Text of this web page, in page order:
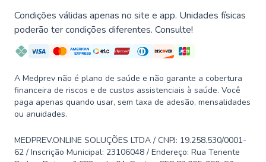
Condições válidas apenas no site e app. Unidades físicas
poderão ter condições diferentes. Consulte!
A Medprev não é plano de saúde e não garante a cobertura
financeira de riscos e de custos assistenciais à saúde. Você
paga apenas quando usar, sem taxa de adesão, mensalidades
ou anuidades.
MEDPREV.ONLINE SOLUÇÕES LTDA / CNPJ: 19.258.530/0001-
62 / Inscrição Municipal: 23106048 / Endereço: Rua Tenente